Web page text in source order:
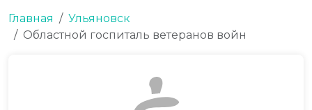
Главная
Ульяновск
Областной госпиталь ветеранов войн